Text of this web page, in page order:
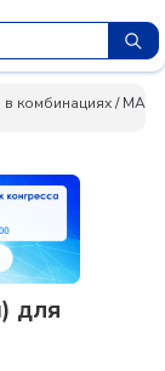
комбинациях/
для